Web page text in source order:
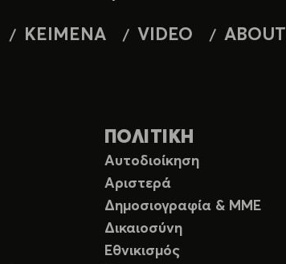
ΚΕΙΜΕΝΑ VIDEO ABOUT
ΠΟΛΙΤΙΚΗ
Αυτοδιοίκηση
Αριστερά
Δημοσιογραφία & ΜΜΕ
Δικαιοσύνη
Εθνικισμός